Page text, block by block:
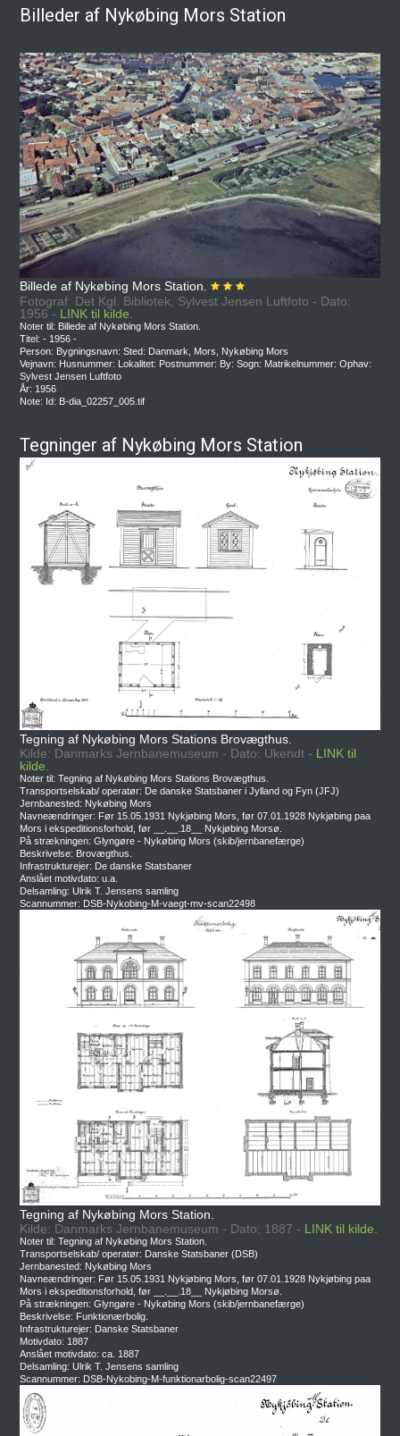
Billeder af Nykøbing Mors Station
Billede af Nykøbing Mors Station.
Fotograf: Det Kgl. Bibliotek, Sylvest Jensen Luftfoto - Dato:
1956 - LINK til kilde.
Noter til: Billede af Nykøbing Mors Station.
Titel: - 1956 -
Person: Bygningsnavn: Sted: Danmark, Mors, Nykøbing Mors
Vejnavn: Husnummer: Lokalitet: Postnummer: By: Sogn: Matrikelnummer: Ophav:
Sylvest Jensen Luftfoto
År: 1956
Note: Id: B-dia_02257_005.tif
Tegninger af Nykøbing Mors Station
Tegning af Nykøbing Mors Stations Brovægthus.
Kilde: Danmarks Jernbanemuseum - Dato: Ukendt - LINK til
kilde.
Noter til: Tegning af Nykøbing Mors Stations Brovægthus.
Transportselskab/ operatør: De danske Statsbaner i Jylland og Fyn (JFJ)
Jernbanested: Nykøbing Mors
Navneændringer: Før 15.05.1931 Nykjøbing Mors, før 07.01.1928 Nykjøbing paa
Mors i ekspeditionsforhold, før __.__.18__ Nykjøbing Morsø.
På strækningen: Glyngøre - Nykøbing Mors (skib/jernbanefærge)
Beskrivelse: Brovægthus.
Infrastrukturejer: De danske Statsbaner
Anslået motivdato: u.a.
Delsamling: Ulrik T. Jensens samling
Scannummer: DSB-Nykobing-M-vaegt-mv-scan22498
Tegning af Nykøbing Mors Station.
Kilde: Danmarks Jernbanemuseum - Dato: 1887 - LINK til kilde.
Noter til: Tegning af Nykøbing Mors Station.
Transportselskab/ operatør: Danske Statsbaner (DSB)
Jernbanested: Nykøbing Mors
Navneændringer: Før 15.05.1931 Nykjøbing Mors, før 07.01.1928 Nykjøbing paa
Mors i ekspeditionsforhold, før __.__.18__ Nykjøbing Morsø.
På strækningen: Glyngøre - Nykøbing Mors (skib/jernbanefærge)
Beskrivelse: Funktionærbolig.
Infrastrukturejer: Danske Statsbaner
Motivdato: 1887
Anslået motivdato: ca. 1887
Delsamling: Ulrik T. Jensens samling
Scannummer: DSB-Nykobing-M-funktionarbolig-scan22497